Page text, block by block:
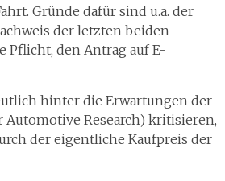
Gründe dafür sind u.a. der
der letzten beiden
Pflicht, den Antrag auf E-
hinter die Erwartungen der
Automotive Research) kritisieren,
der eigentliche Kaufpreis der